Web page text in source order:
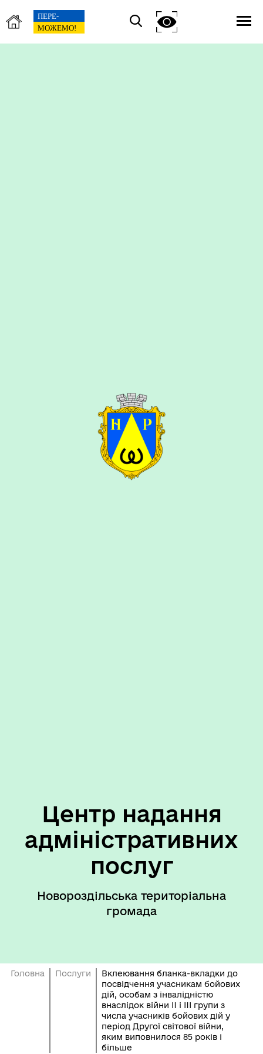
Центр надання
адміністративних
послуг
Новороздільська територіальна
громада
Головна Послуги
Вклеювання бланка-вкладки до
посвідчення учасникам бойових
дій, особам з інвалідністю
внаслідок війни II і III групи з
числа учасників бойових дій у
період Другої світової війни,
яким виповнилося 85 років і
більше